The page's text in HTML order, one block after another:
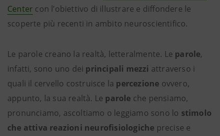
Center con l’obiettivo di illustrare e diffondere le
scoperte più recenti in ambito neuroscientifico.
Le parole creano la realtà, letteralmente. Le parole,
infatti, sono uno dei principali mezzi attraverso i
quali il cervello costruisce la percezione ovvero,
appunto, la sua realtà. Le parole che pensiamo,
pronunciamo, ascoltiamo o leggiamo sono lo stimolo
che attiva reazioni neurofisiologiche precise e